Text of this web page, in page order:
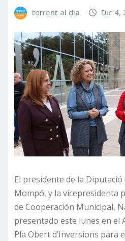
torrent al dia Dic 4,
El presidente de la Diputació
Mompó, y la vicepresidenta
de Cooperación Municipal,
presentado este lunes en el
Pla Obert d’Inversions para